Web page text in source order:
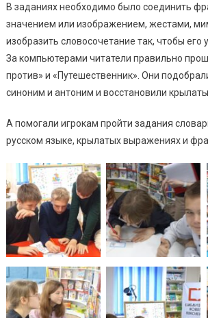
В заданиях необходимо было соединить
значением или изображением, жестами,
изобразить словосочетание так, чтобы его
За компьютерами читатели правильно
против» и «Путешественник». Они
синоним и антоним и восстановили
А помогали игрокам пройти задания
русском языке, крылатых выражениях и